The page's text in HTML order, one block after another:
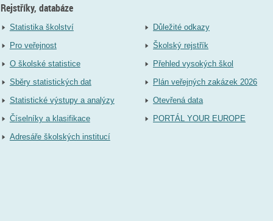
Rejstříky, databáze
Statistika školství
Pro veřejnost
O školské statistice
Sběry statistických dat
Statistické výstupy a analýzy
Číselníky a klasifikace
Adresáře školských institucí
Důležité odkazy
Školský rejstřík
Přehled vysokých škol
Plán veřejných zakázek 2026
Otevřená data
PORTÁL YOUR EUROPE